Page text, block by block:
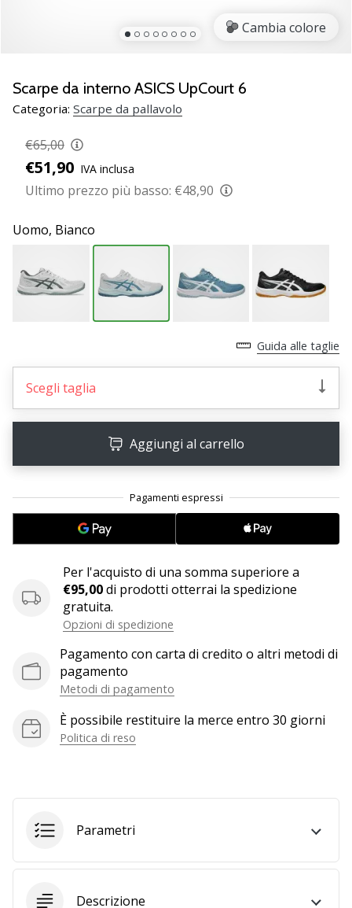
Weplayvolleyball
un
fanatico
della
come
noi?
Unisciti
come
Ambassador.
Weplayvolleyball
affiliate
program
il
sito
personale,
gestisci
Facebook
online?
generino
profitto.
Mostra
tutti gli
Cambia colore
Scarpe da interno ASICS UpCourt 6
Categoria: Scarpe da pallavolo
€65,00
€51,90 IVA inclusa
Ultimo prezzo più basso: €48,90
Uomo, Bianco
Guida alle taglie
Scegli taglia
Aggiungi al carrello
Per l'acquisto di una somma superiore a
€95,00di prodotti otterrai la spedizione
gratuita.
Opzioni di spedizione
Pagamento con carta di credito o altri metodi di
pagamento
Metodi di pagamento
È possibile restituire la merce entro 30 giorni
Politica di reso
Parametri
Descrizione